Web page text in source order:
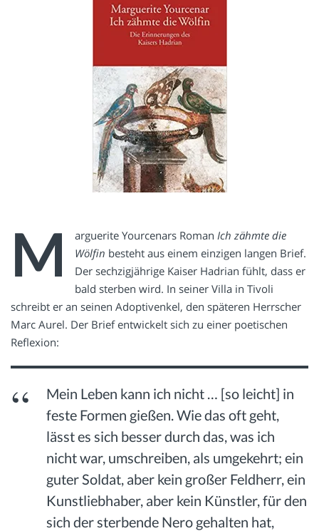
M arguerite Yourcenars Roman Ich zähmte die
Wölfin besteht aus einem einzigen langen Brief.
Der sechzigjährige Kaiser Hadrian fühlt, dass er
bald sterben wird. In seiner Villa in Tivoli
schreibt er an seinen Adoptivenkel, den späteren Herrscher
Marc Aurel. Der Brief entwickelt sich zu einer poetischen
Reflexion:
Mein Leben kann ich nicht … [so leicht] in
feste Formen gießen. Wie das oft geht,
lässt es sich besser durch das, was ich
nicht war, umschreiben, als umgekehrt; ein
guter Soldat, aber kein großer Feldherr, ein
Kunstliebhaber, aber kein Künstler, für den
sich der sterbende Nero gehalten hat,